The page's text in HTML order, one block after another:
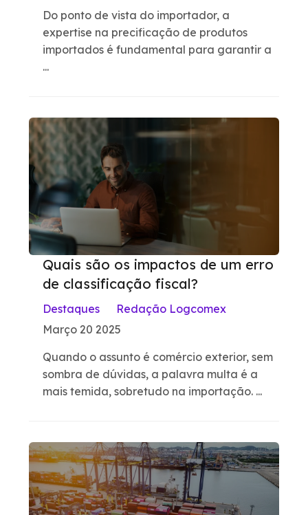
Do ponto de vista do importador, a
expertise na precificação de produtos
importados é fundamental para garantir a
...
Quais são os impactos de um erro
de classificação fiscal?
Destaques
Redação Logcomex
Março 20 2025
Quando o assunto é comércio exterior, sem
sombra de dúvidas, a palavra multa é a
mais temida, sobretudo na importação. ...